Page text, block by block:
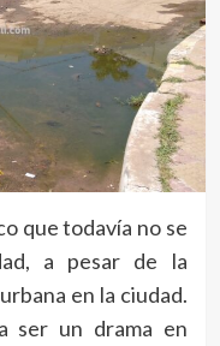
que todavía no se
a pesar de la
en la ciudad.
ser un drama en